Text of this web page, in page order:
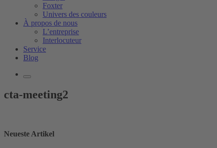
Foxter
Univers des couleurs
À propos de nous
L’entreprise
Interlocuteur
Service
Blog
cta-meeting2
Neueste Artikel